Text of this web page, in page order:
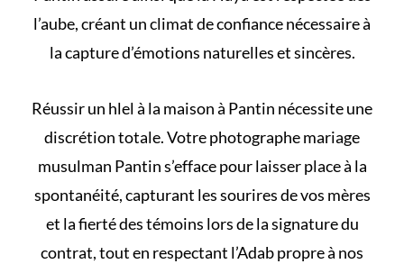
l’aube, créant un climat de confiance nécessaire à
la capture d’émotions naturelles et sincères.
Réussir un hlel à la maisonà Pantin nécessite une
discrétion totale. Votre photographe mariage
musulman Pantin s’efface pour laisser place à la
spontanéité, capturant les sourires de vos mères
et la fierté des témoins lors de la signature du
contrat, tout en respectant l’Adab propre à nos